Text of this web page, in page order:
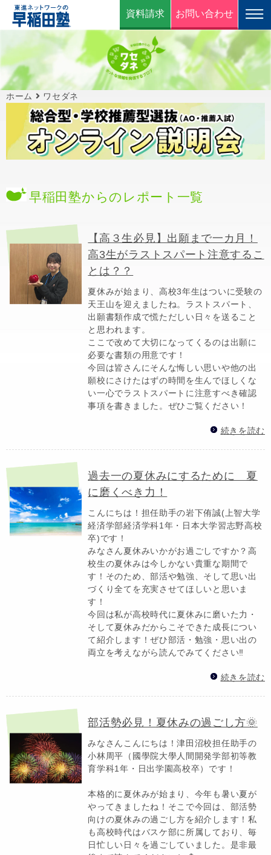
資料請求 お問い合わせ
ホーム ワセダネ
早稲田塾からのレポート一覧
【高３生必見】出願まで一カ月！
高3生がラストスパート注意するこ
とは？？
夏休みが始まり、高校3年生はついに受験の
天王山を迎えましたね。ラストスパート、
出願書類作成で慌ただしい日々を送ること
と思われます。
ここで改めて大切になってくるのは出願に
必要な書類の用意です！
今回は皆さんにそんな悔しい思いや他の出
願校にさけたはずの時間を生んでほしくな
い一心でラストスパートに注意すべき確認
事項を書きました。ぜひご覧ください！
続きを読む
過去一の夏休みにするために 夏
に磨くべき力！
こんにちは！担任助手の岩下侑誠(上智大学
経済学部経済学科1年・日本大学習志野高校
卒)です！
みなさん夏休みいかがお過ごしですか？高
校生の夏休みは今しかない貴重な期間で
す！そのため、部活や勉強、そして思い出
づくり全てを充実させてほしいと思いま
す！
今回は私が高校時代に夏休みに磨いた力・
そして夏休みだからこそできた成長につい
て紹介します！ぜひ部活・勉強・思い出の
両立を考えながら読んでみてください‼️
続きを読む
部活勢必見！夏休みの過ごし方🌞
みなさんこんにちは！津田沼校担任助手の
小林周平（國學院大學人間開発学部初等教
育学科1年・日出学園高校卒）です！
本格的に夏休みが始まり、今年も暑い夏が
やってきましたね！そこで今回は、部活勢
向けの夏休みの過ごし方を紹介します！私
も高校時代はバスケ部に所属しており、毎
日忙しい日々を過ごしていました。是非最